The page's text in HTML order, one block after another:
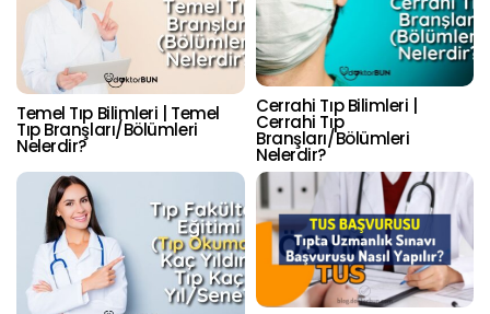
Temel Tıp Bilimleri | Temel
Tıp Branşları/Bölümleri
Nelerdir?
Cerrahi Tıp Bilimleri |
Cerrahi Tıp
Branşları/Bölümleri
Nelerdir?